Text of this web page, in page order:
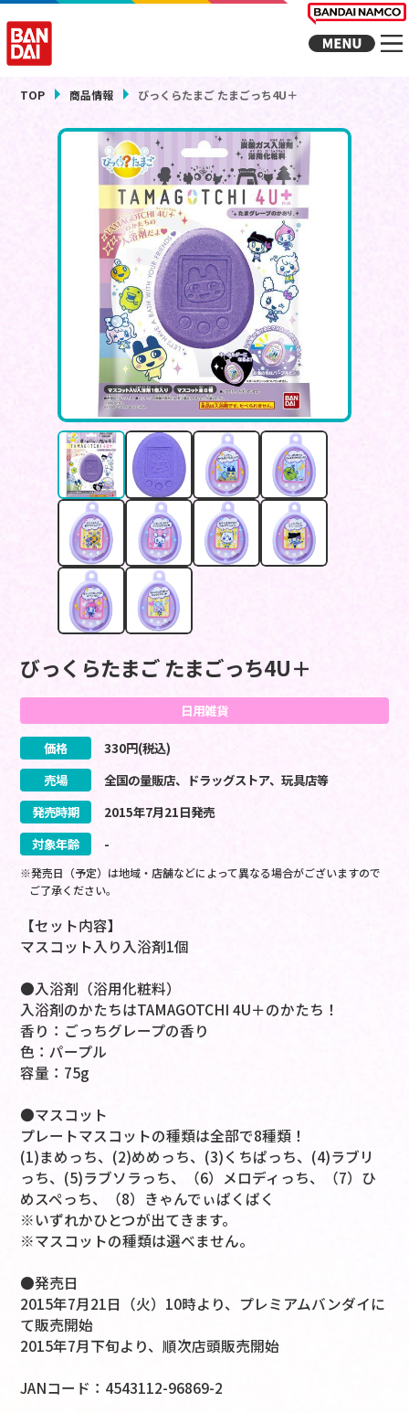
TOP 商品情報 びっくらたまご たまごっち4U＋
びっくらたまご たまごっち4U＋
日用雑貨
価格 330円(税込)
売場
全国の量販店、ドラッグストア、玩具店等
発売時期
2015年7月21日発売
対象年齢
-
※発売日（予定）は地域・店舗などによって異なる場合がございますので
ご了承ください。
【セット内容】
マスコット入り入浴剤1個
●入浴剤（浴用化粧料）
入浴剤のかたちはTAMAGOTCHI 4U＋のかたち！
香り：ごっちグレープの香り
色：パープル
容量：75g
●マスコット
プレートマスコットの種類は全部で8種類！
(1)まめっち、(2)めめっち、(3)くちぱっち、(4)ラブリ
っち、(5)ラブソラっち、（6）メロディっち、（7）ひ
めスペっち、（8）きゃんでぃぱくぱく
※いずれかひとつが出てきます。
※マスコットの種類は選べません。
●発売日
2015年7月21日（火）10時より、プレミアムバンダイに
て販売開始
2015年7月下旬より、順次店頭販売開始
JANコード：4543112-96869-2